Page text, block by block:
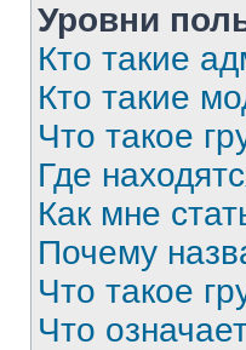
Уровни
Кто такие
Кто такие
Что такое
Где
Как мне
Почему
Что такое
Что